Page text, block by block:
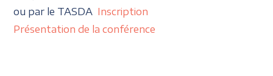
ou par le TASDA Inscription
Présentation de la conférence